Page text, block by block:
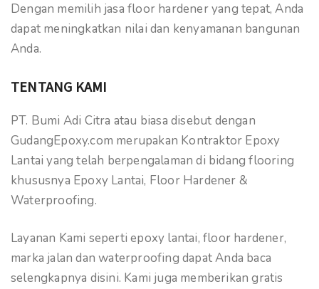
Dengan memilih jasa floor hardener yang tepat, Anda
dapat meningkatkan nilai dan kenyamanan bangunan
Anda.
TENTANG KAMI
PT. Bumi Adi Citra atau biasa disebut dengan
GudangEpoxy.com merupakan Kontraktor Epoxy
Lantai yang telah berpengalaman di bidang flooring
khususnya Epoxy Lantai, Floor Hardener &
Waterproofing.
Layanan Kami seperti epoxy lantai, floor hardener,
marka jalan dan waterproofing dapat Anda baca
selengkapnya disini. Kami juga memberikan gratis